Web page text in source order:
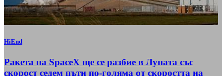
HiEnd
Ракета на SpaceX ще се разбие в Луната със
скорост седем пъти по-голяма от скоростта на